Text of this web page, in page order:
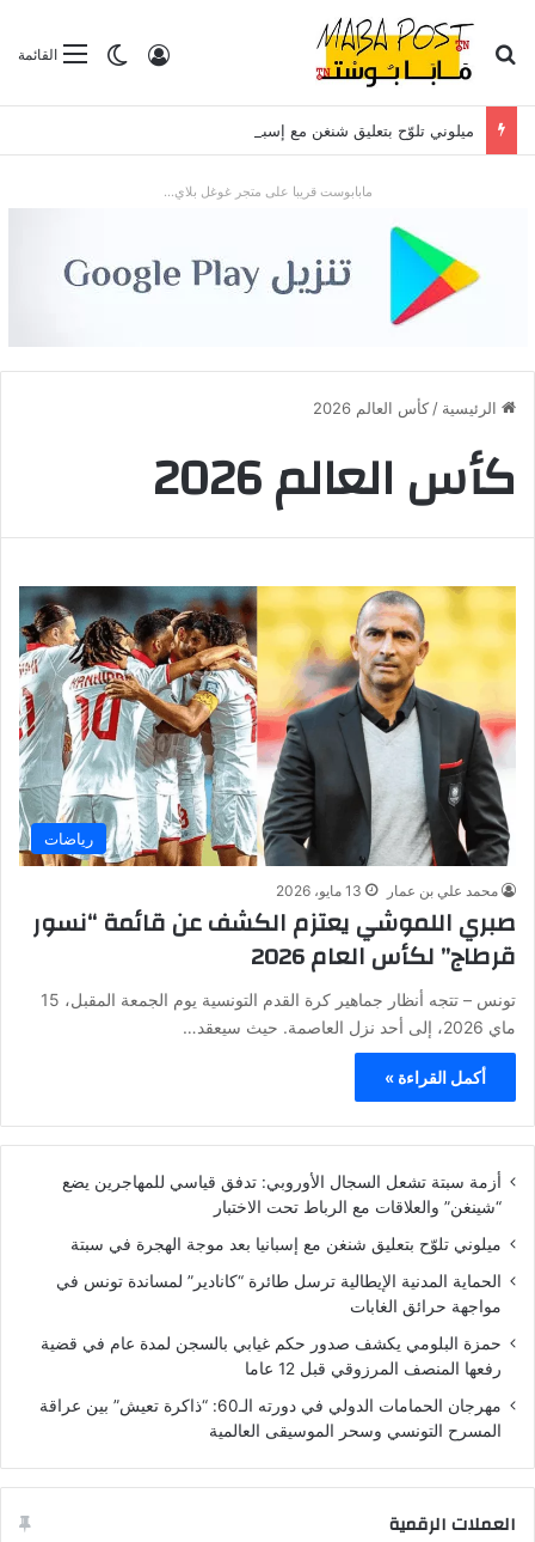
القائمةالوضع
تسجيل الدخول بحث عن
ميلوني تلوّح بتعليق شنغن مع إسبانيا بعد موجة الهجرة في سبتة
مابابوست قريبا على متجر غوغل بلاي...
الرئيسية / كأس العالم 2026
كأس العالم 2026
رياضات
محمد علي بن عمار 13 مايو، 2026
صبري اللموشي يعتزم الكشف عن قائمة “نسور
قرطاج” لكأس العام 2026
تونس – تتجه أنظار جماهير كرة القدم التونسية يوم الجمعة المقبل، 15
ماي 2026، إلى أحد نزل العاصمة. حيث سيعقد…
أكمل القراءة »
أزمة سبتة تشعل السجال الأوروبي: تدفق قياسي للمهاجرين يضع
“شينغن” والعلاقات مع الرباط تحت الاختبار
ميلوني تلوّح بتعليق شنغن مع إسبانيا بعد موجة الهجرة في سبتة
الحماية المدنية الإيطالية ترسل طائرة “كانادير” لمساندة تونس في
مواجهة حرائق الغابات
حمزة البلومي يكشف صدور حكم غيابي بالسجن لمدة عام في قضية
رفعها المنصف المرزوقي قبل 12 عاما
مهرجان الحمامات الدولي في دورته الـ60: “ذاكرة تعيش” بين عراقة
المسرح التونسي وسحر الموسيقى العالمية
العملات الرقمية